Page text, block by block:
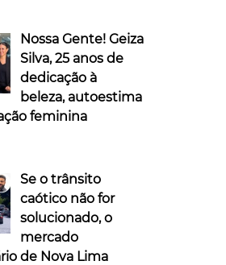
Nossa Gente! Geiza
Silva, 25 anos de
dedicação à
beleza, autoestima
feminina
Se o trânsito
caótico não for
solucionado, o
mercado
de Nova Lima